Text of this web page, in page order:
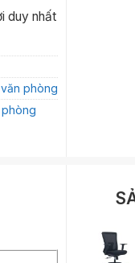
duy nhất
phòng